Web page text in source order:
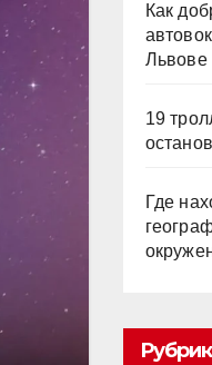
Как
Львове
19
Где